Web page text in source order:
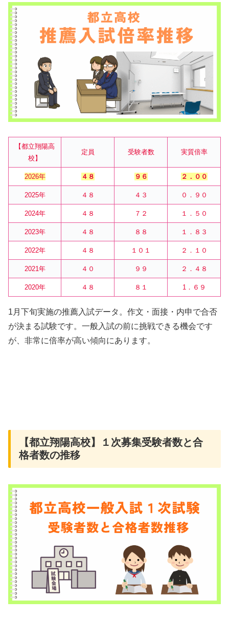
【都立翔陽高
校】
定員 受験者数 実質倍率
2026年 ４８ ９６ ２．００
2025年 ４８ ４３ ０．９０
2024年 ４８ ７２ １．５０
2023年 ４８ ８８ １．８３
2022年 ４８ １０１ ２．１０
2021年 ４０ ９９ ２．４８
2020年 ４８ ８１ 1．６９
1月下旬実施の推薦入試データ。作文・面接・内申で合否
が決まる試験です。一般入試の前に挑戦できる機会です
が、非常に倍率が高い傾向にあります。
【都立翔陽高校】１次募集受験者数と合
格者数の推移